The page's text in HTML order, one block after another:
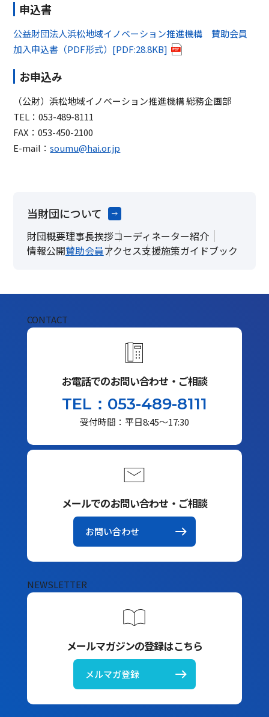
申込書
公益財団法人浜松地域イノベーション推進機構 賛助会員
加入申込書（PDF形式）[PDF:28.8KB]
お申込み
（公財）浜松地域イノベーション推進機構 総務企画部
TEL：053-489-8111
FAX：053-450-2100
E-mail：soumu@hai.or.jp
当財団について
財団概要理事長挨拶コーディネーター紹介
情報公開賛助会員アクセス支援施策ガイドブック
CONTACT
お電話でのお問い合わせ・ご相談
TEL：053-489-8111
受付時間：平日8:45～17:30
メールでのお問い合わせ・ご相談
お問い合わせ
NEWSLETTER
メールマガジンの登録はこちら
メルマガ登録